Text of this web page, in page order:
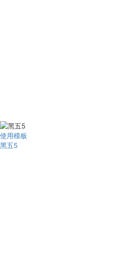
使用模板
黑五5